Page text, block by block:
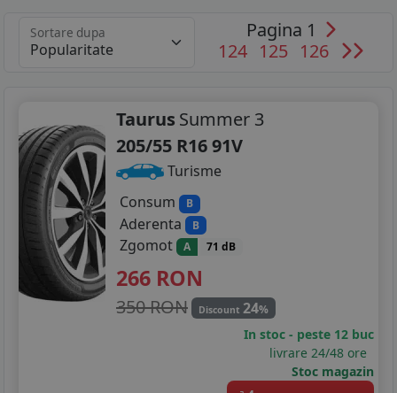
Sortare dupa
Pagina 1
124 125 126
Taurus Summer 3
205/55 R16 91V
Turisme
Consum
B
Aderenta B
Zgomot A 71 dB
266 RON
350 RON Discount 24%
In stoc - peste 12 buc
livrare 24/48 ore
Stoc magazin